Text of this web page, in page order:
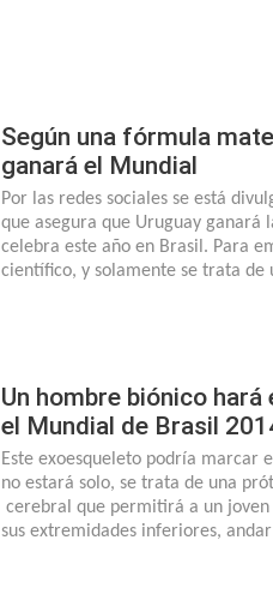
Según una fórmula
ganará el Mundial
Por las redes sociales se está
que asegura que Uruguay ganará
celebra este año en Brasil. Para
científico, y solamente se trata de
Un hombre biónico hará
el Mundial de Brasil
Este exoesqueleto podría
no estará solo, se trata de una
cerebral que permitirá a un
sus extremidades inferiores,